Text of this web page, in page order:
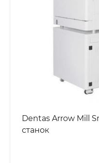
Dentas Arrow Mill
станок